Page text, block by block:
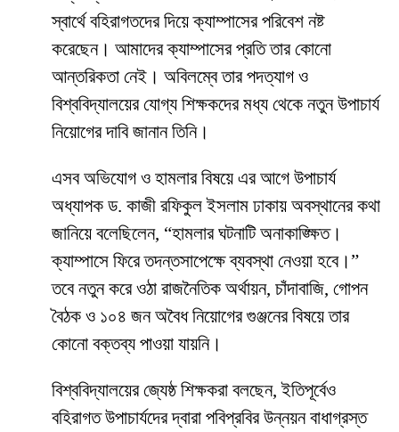
স্বার্থে বহিরাগতদের দিয়ে ক্যাম্পাসের পরিবেশ নষ্ট
করেছেন। আমাদের ক্যাম্পাসের প্রতি তার কোনো
আন্তরিকতা নেই। অবিলম্বে তার পদত্যাগ ও
বিশ্ববিদ্যালয়ের যোগ্য শিক্ষকদের মধ্য থেকে নতুন উপাচার্য
নিয়োগের দাবি জানান তিনি।
​এসব অভিযোগ ও হামলার বিষয়ে এর আগে উপাচার্য
অধ্যাপক ড. কাজী রফিকুল ইসলাম ঢাকায় অবস্থানের কথা
জানিয়ে বলেছিলেন, “হামলার ঘটনাটি অনাকাঙ্ক্ষিত।
ক্যাম্পাসে ফিরে তদন্তসাপেক্ষে ব্যবস্থা নেওয়া হবে।”
তবে নতুন করে ওঠা রাজনৈতিক অর্থায়ন, চাঁদাবাজি, গোপন
বৈঠক ও ১০৪ জন অবৈধ নিয়োগের গুঞ্জনের বিষয়ে তার
কোনো বক্তব্য পাওয়া যায়নি।
​বিশ্ববিদ্যালয়ের জ্যেষ্ঠ শিক্ষকরা বলছেন, ইতিপূর্বেও
বহিরাগত উপাচার্যদের দ্বারা পবিপ্রবির উন্নয়ন বাধাগ্রস্ত